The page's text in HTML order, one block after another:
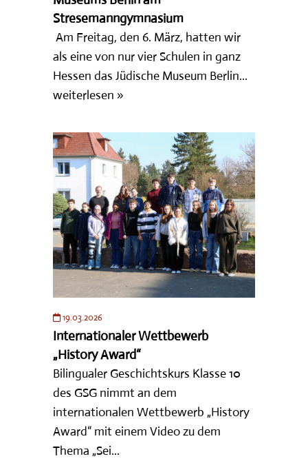
Stresemanngymnasium
Am Freitag, den 6. März, hatten wir
als eine von nur vier Schulen in ganz
Hessen das Jüdische Museum Berlin...
weiterlesen »
19.03.2026
Internationaler Wettbewerb
„History Award“
Bilingualer Geschichtskurs Klasse 10
des GSG nimmt an dem
internationalen Wettbewerb „History
Award“ mit einem Video zu dem
Thema „Sei...